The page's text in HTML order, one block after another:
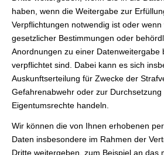
haben, wenn die Weitergabe zur
Verpflichtungen notwendig ist oder
gesetzlicher Bestimmungen oder
Anordnungen zu einer Datenweitergabe
verpflichtet sind. Dabei kann es sich
Auskunftserteilung für Zwecke der
Gefahrenabwehr oder zur Durchsetzung
Eigentumsrechte handeln.
Wir können die von Ihnen erhobenen
Daten insbesondere im Rahmen der
Dritte weitergeben, zum Beispiel an das